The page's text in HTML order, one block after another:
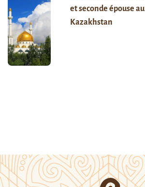
et seconde épouse au
Kazakhstan